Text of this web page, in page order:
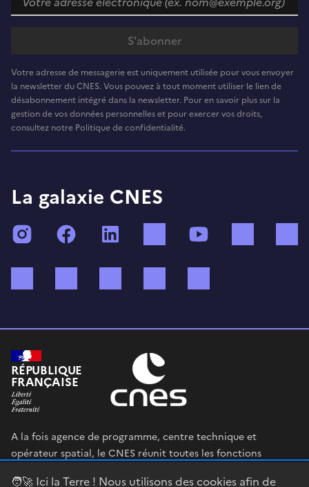
🧑‍🚀 Ici la Terre ! Nous utilisons des cookies afin de
Votre adresse de messagerie est uniquement utilisée pour vous envoyer
la newsletter du CNES. Vous pouvez à tout moment utiliser le lien de
désabonnement intégré dans la newsletter. Pour en savoir plus sur la
gestion de vos données personnelles et pour exercer vos droits,
consultez notre Politique de confidentialité.
La galaxie CNES
InstagramFacebook TikTok
RÉPUBLIQUE
FRANÇAISE
A la fois agence de programme, centre technique et
opérateur spatial, le CNES réunit toutes les fonctions